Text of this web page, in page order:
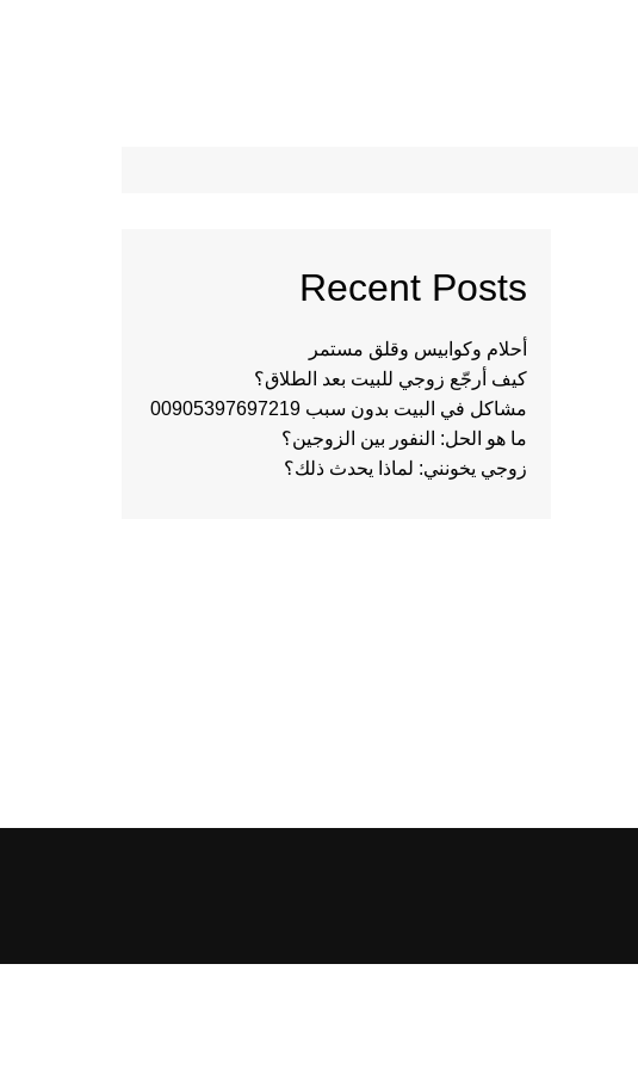
Recent Posts
أحلام وكوابيس وقلق مستمر
كيف أرجّع زوجي للبيت بعد الطلاق؟
مشاكل في البيت بدون سبب 00905397697219
ما هو الحل: النفور بين الزوجين؟
زوجي يخونني: لماذا يحدث ذلك؟